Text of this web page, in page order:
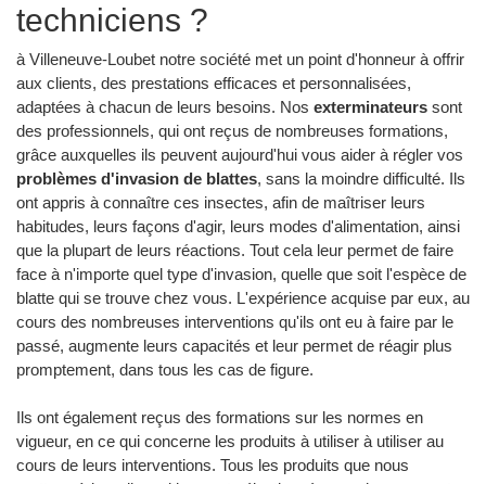
techniciens ?
à Villeneuve-Loubet notre société met un point d'honneur à offrir
aux clients, des prestations efficaces et personnalisées,
adaptées à chacun de leurs besoins. Nos exterminateurs sont
des professionnels, qui ont reçus de nombreuses formations,
grâce auxquelles ils peuvent aujourd'hui vous aider à régler vos
problèmes d'invasion de blattes, sans la moindre difficulté. Ils
ont appris à connaître ces insectes, afin de maîtriser leurs
habitudes, leurs façons d'agir, leurs modes d'alimentation, ainsi
que la plupart de leurs réactions. Tout cela leur permet de faire
face à n'importe quel type d'invasion, quelle que soit l'espèce de
blatte qui se trouve chez vous. L'expérience acquise par eux, au
cours des nombreuses interventions qu'ils ont eu à faire par le
passé, augmente leurs capacités et leur permet de réagir plus
promptement, dans tous les cas de figure.
Ils ont également reçus des formations sur les normes en
vigueur, en ce qui concerne les produits à utiliser à utiliser au
cours de leurs interventions. Tous les produits que nous